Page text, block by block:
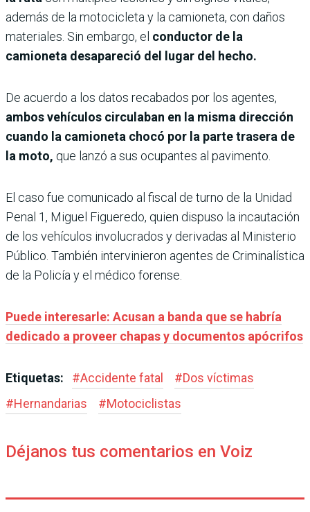
además de la motocicleta y la camioneta, con daños
materiales. Sin embargo, el conductor de la
camioneta desapareció del lugar del hecho.
De acuerdo a los datos recabados por los agentes,
ambos vehículos circulaban en la misma dirección
cuando la camioneta chocó por la parte trasera de
la moto, que lanzó a sus ocupantes al pavimento.
El caso fue comunicado al fiscal de turno de la Unidad
Penal 1, Miguel Figueredo, quien dispuso la incautación
de los vehículos involucrados y derivadas al Ministerio
Público. También intervinieron agentes de Criminalística
de la Policía y el médico forense.
Puede interesarle: Acusan a banda que se habría
dedicado a proveer chapas y documentos apócrifos
Etiquetas: #Accidente fatal #Dos víctimas
#Hernandarias #Motociclistas
Déjanos tus comentarios en Voiz